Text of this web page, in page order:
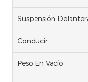
Suspensión
Conducir
Peso En Vacío